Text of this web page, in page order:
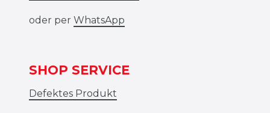
oder per WhatsApp
SHOP SERVICE
Defektes Produkt